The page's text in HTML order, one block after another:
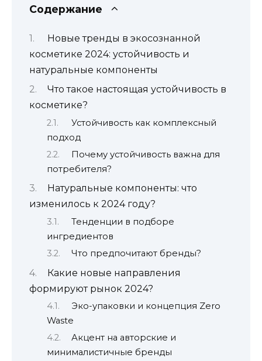
Содержание
Новые тренды в экосознанной
косметике 2024: устойчивость и
натуральные компоненты
Что такое настоящая устойчивость в
косметике?
Устойчивость как комплексный
подход
Почему устойчивость важна для
потребителя?
Натуральные компоненты: что
изменилось к 2024 году?
Тенденции в подборе
ингредиентов
Что предпочитают бренды?
Какие новые направления
формируют рынок 2024?
Эко-упаковки и концепция Zero
Waste
Акцент на авторские и
минималистичные бренды